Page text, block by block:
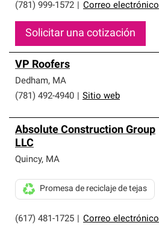
(781) 999-1572 Correo electrónico
Solicitar una cotización
VP Roofers
Dedham, MA
(781) 492-4940
Sitio web
Absolute Construction Group
LLC
Quincy, MA
(617) 481-1725 Correo electrónico
Promesa de reciclaje de tejas